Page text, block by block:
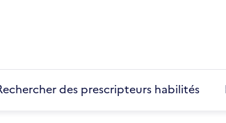
des prescripteurs habilités